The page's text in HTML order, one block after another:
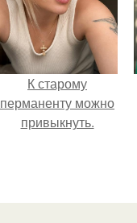
К старому
перманенту можно
привыкнуть.